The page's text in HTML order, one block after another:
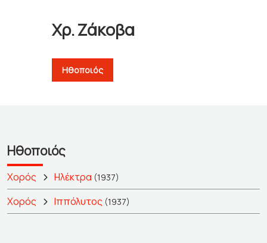
Χρ. Ζάκοβα
Ηθοποιός
Ηθοποιός
Χορός Ηλέκτρα (1937)
Χορός Ιππόλυτος (1937)